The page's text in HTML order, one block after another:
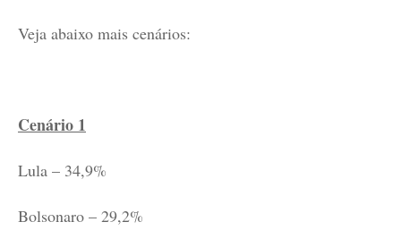
Veja abaixo mais cenários:
Cenário 1
Lula – 34,9%
Bolsonaro – 29,2%